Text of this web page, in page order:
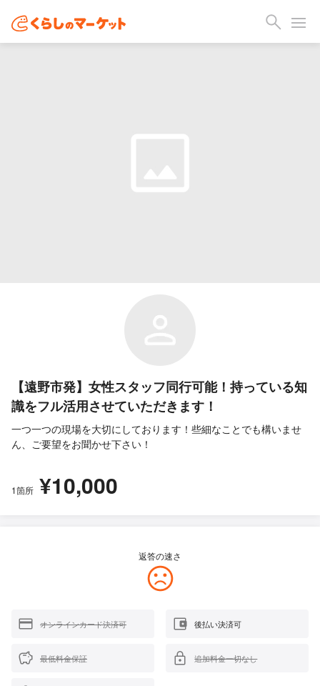
【遠野市発】女性スタッフ同行可能！持っている知
識をフル活用させていただきます！
一つ一つの現場を大切にしております！些細なことでも構いませ
ん、ご要望をお聞かせ下さい！
1箇所 ¥10,000
返答の速さ
オンラインカード決済可 後払い決済可
最低料金保証 追加料金一切なし